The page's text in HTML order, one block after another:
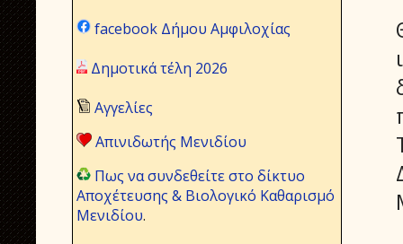
facebook Δήμου Αμφιλοχίας
Δημοτικά τέλη 2026
Αγγελίες
Απινιδωτής Μενιδίου
Πως να συνδεθείτε στο δίκτυο
Αποχέτευσης & Βιολογικό Καθαρισμό
Μενιδίου.